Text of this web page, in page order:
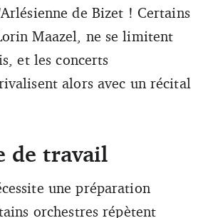
de Bizet ! Certains
Maazel, ne se limitent
et les concerts
alors avec un récital
de travail
une préparation
orchestres répètent